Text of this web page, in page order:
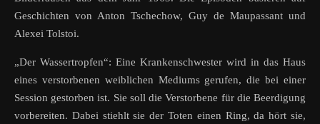
Geschichten von Anton Tschechow, Guy de Maupassant und
Alexei Tolstoi.
„Der Wassertropfen“: Eine Krankenschwester wird in das Haus
eines verstorbenen weiblichen Mediums gerufen, die bei einer
Session gestorben ist. Sie soll die Verstorbene für die Beerdigung
vorbereiten. Dabei stiehlt sie der Toten einen Ring, da hört sie,